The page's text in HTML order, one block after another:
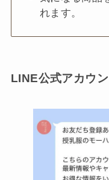
れます。
LINE公式アカウ